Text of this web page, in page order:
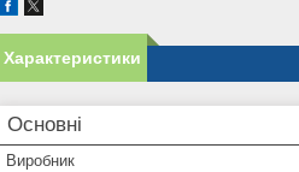
Характеристики
Основні
Виробник